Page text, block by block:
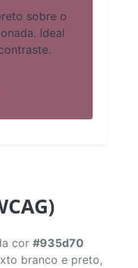
sobre o
Ideal
cor #935d70
branco e preto,